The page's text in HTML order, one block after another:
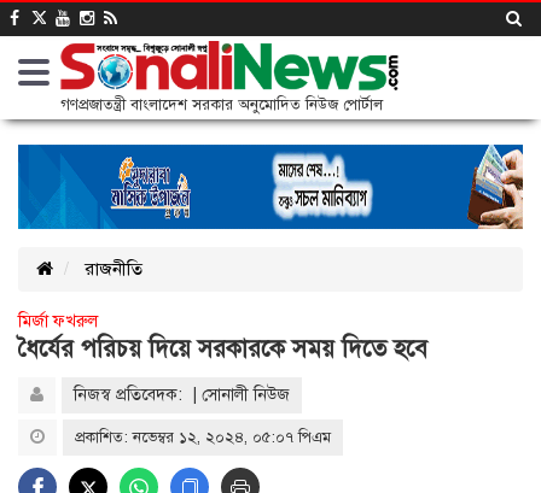
গণপ্রজাতন্ত্রী বাংলাদেশ সরকার অনুমোদিত নিউজ পোর্টাল
রাজনীতি
মির্জা ফখরুল
ধৈর্যের পরিচয় দিয়ে সরকারকে সময় দিতে হবে
নিজস্ব প্রতিবেদক: | সোনালী নিউজ
প্রকাশিত: নভেম্বর ১২, ২০২৪, ০৫:০৭ পিএম